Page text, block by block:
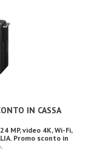
IN CASSA
MP, video 4K, Wi-Fi,
Promo sconto in